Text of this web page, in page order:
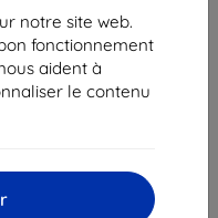
notre site web.
fonctionnement
aident à
le contenu